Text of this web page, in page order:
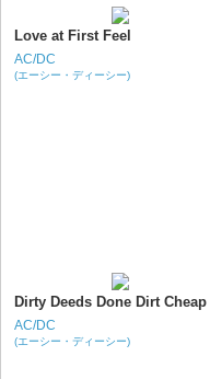
Love at First Feel
AC/DC
(エーシー・ディーシー)
Dirty Deeds Done Dirt Cheap
AC/DC
(エーシー・ディーシー)